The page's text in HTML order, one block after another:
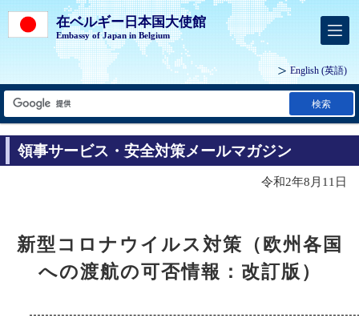
在ベルギー日本国大使館
Embassy of Japan in Belgium
English (英語)
検索
領事サービス・安全対策メールマガジン
令和2年8月11日
新型コロナウイルス対策（欧州各国
への渡航の可否情報：改訂版）